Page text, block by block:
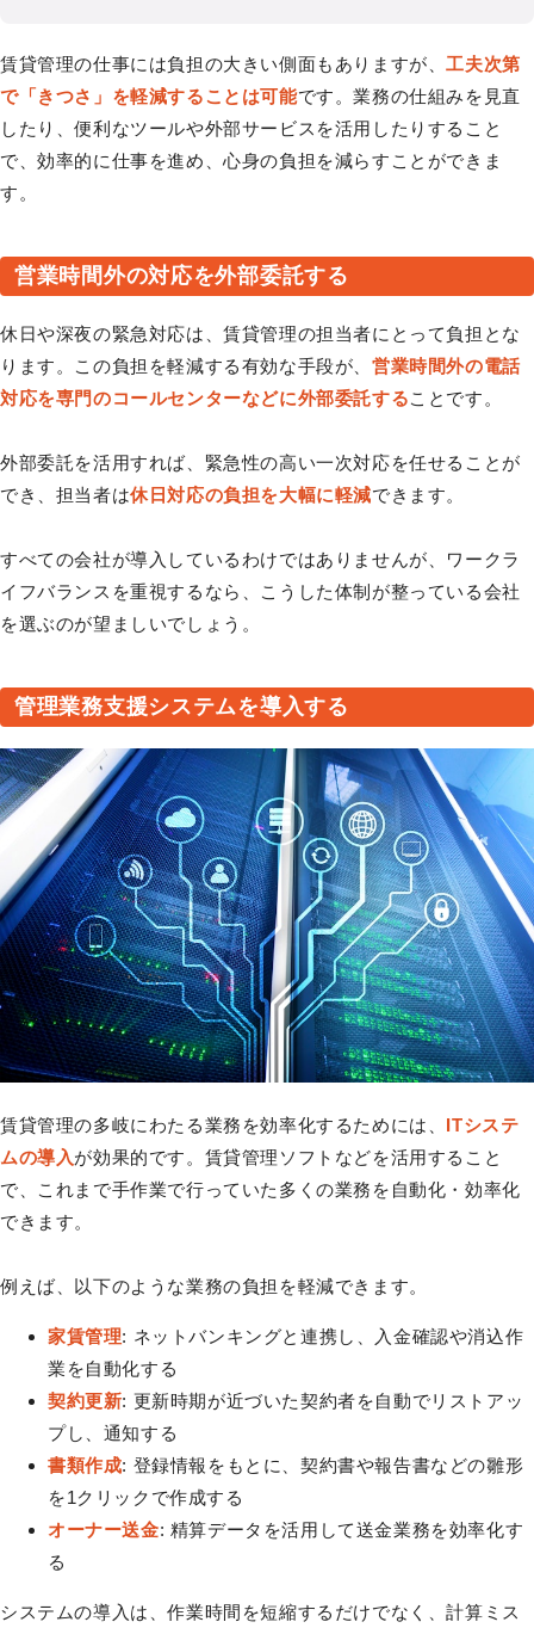
賃貸管理の仕事には負担の大きい側面もありますが、工夫次第
で「きつさ」を軽減することは可能です。業務の仕組みを見直
したり、便利なツールや外部サービスを活用したりすること
で、効率的に仕事を進め、心身の負担を減らすことができま
す。
営業時間外の対応を外部委託する
休日や深夜の緊急対応は、賃貸管理の担当者にとって負担とな
ります。この負担を軽減する有効な手段が、営業時間外の電話
対応を専門のコールセンターなどに外部委託することです。
外部委託を活用すれば、緊急性の高い一次対応を任せることが
でき、担当者は休日対応の負担を大幅に軽減できます。
すべての会社が導入しているわけではありませんが、ワークラ
イフバランスを重視するなら、こうした体制が整っている会社
を選ぶのが望ましいでしょう。
管理業務支援システムを導入する
賃貸管理の多岐にわたる業務を効率化するためには、 ITシステ
ムの導入が効果的です。賃貸管理ソフトなどを活用すること
で、これまで手作業で行っていた多くの業務を自動化・効率化
できます。
例えば、以下のような業務の負担を軽減できます。
家賃管理: ネットバンキングと連携し、入金確認や消込作
業を自動化する
契約更新: 更新時期が近づいた契約者を自動でリストアッ
プし、通知する
書類作成: 登録情報をもとに、契約書や報告書などの雛形
を1クリックで作成する
オーナー送金: 精算データを活用して送金業務を効率化す
る
システムの導入は、作業時間を短縮するだけでなく、計算ミス